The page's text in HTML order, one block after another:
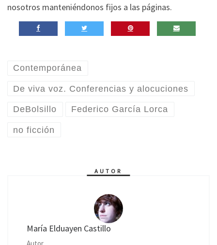
nosotros manteniéndonos fijos a las páginas.
Contemporánea
De viva voz. Conferencias y alocuciones
DeBolsillo Federico García Lorca
no ficción
AUTOR
María Elduayen Castillo